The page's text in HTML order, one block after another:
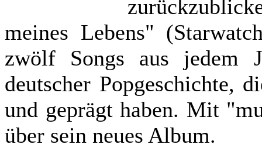
meines Lebens"
zwölf Songs aus jedem
deutscher Popgeschichte,
und geprägt haben. Mit
über sein neues Album.